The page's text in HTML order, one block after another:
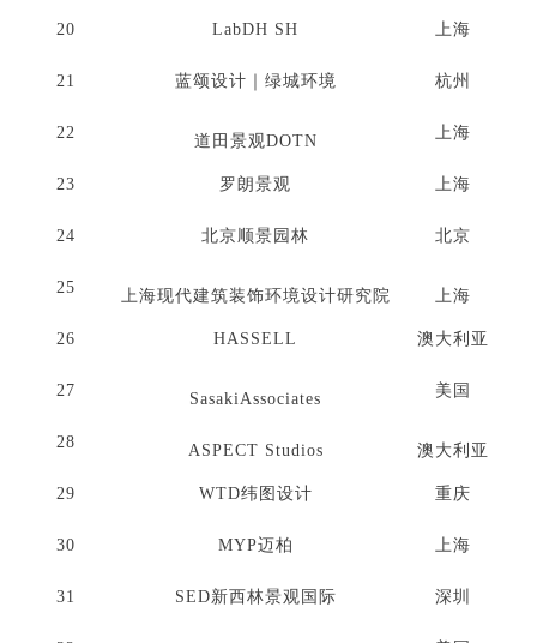
20 LabDH SH 上海
21 蓝颂设计｜绿城环境 杭州
22 道田景观DOTN 上海
23 罗朗景观 上海
24 北京顺景园林 北京
25 上海现代建筑装饰环境设计研究院 上海
26 HASSELL 澳大利亚
27 SasakiAssociates 美国
28 ASPECT Studios 澳大利亚
29 WTD纬图设计 重庆
30 MYP迈柏 上海
31 SED新西林景观国际 深圳